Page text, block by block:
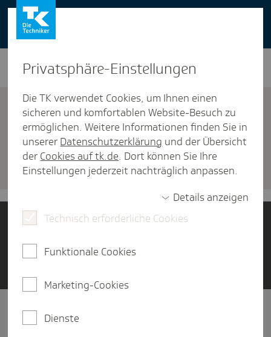
You can also use our website in English -
change to English version
Termin verein­baren
Versicherung
Jetzt Mitglied werden
Unter­nehmen
Privat­sphäre-Einstel­lungen
Die TK verwendet Cookies, um Ihnen einen
sicheren und komfortablen Website-Besuch zu
ermöglichen. Weitere Informationen finden Sie in
unserer Datenschutzerklärung und der Übersicht
der Cookies auf tk.de. Dort können Sie Ihre
Einstellungen jederzeit nachträglich anpassen.
Details anzeigen
Technisch erforderliche Cookies
Funktionale Cookies
Marketing-Cookies
Dienste